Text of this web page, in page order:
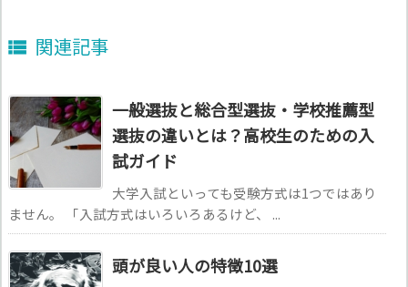
 関連記事
一般選抜と総合型選抜・学校推薦型
選抜の違いとは？高校生のための入
試ガイド
大学入試といっても受験方式は1つではあり
ません。 「入試方式はいろいろあるけど、 ...
頭が良い人の特徴10選